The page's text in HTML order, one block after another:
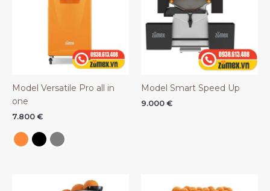
Model Versatile Pro all in
one
7.800 €
Model Smart Speed Up
9.000 €